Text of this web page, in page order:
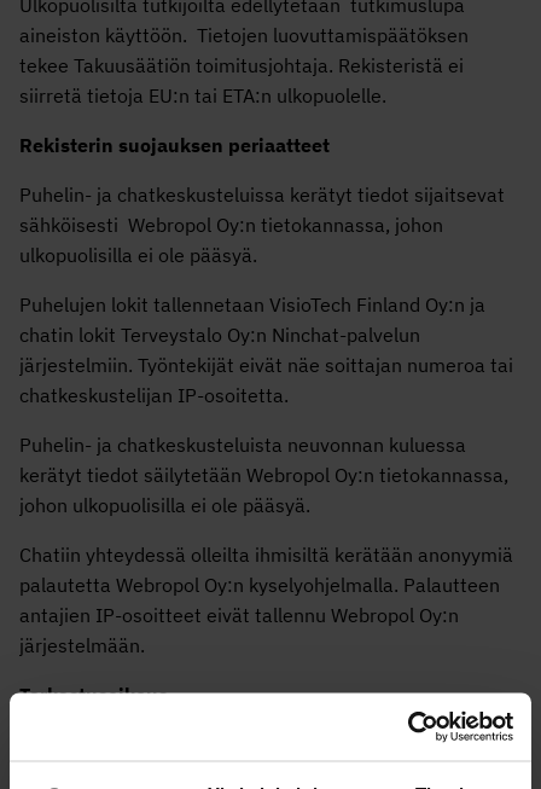
Ulkopuolisilta tutkijoilta edellytetään tutkimuslupa
aineiston käyttöön. Tietojen luovuttamispäätöksen
tekee Takuusäätiön toimitusjohtaja. Rekisteristä ei
siirretä tietoja EU:n tai ETA:n ulkopuolelle.
Rekisterin suojauksen periaatteet
Puhelin- ja chatkeskusteluissa kerätyt tiedot sijaitsevat
sähköisesti Webropol Oy:n tietokannassa, johon
ulkopuolisilla ei ole pääsyä.
Puhelujen lokit tallennetaan VisioTech Finland Oy:n ja
chatin lokit Terveystalo Oy:n Ninchat-palvelun
järjestelmiin. Työntekijät eivät näe soittajan numeroa tai
chatkeskustelijan IP-osoitetta.
Puhelin- ja chatkeskusteluista neuvonnan kuluessa
kerätyt tiedot säilytetään Webropol Oy:n tietokannassa,
johon ulkopuolisilla ei ole pääsyä.
Chatiin yhteydessä olleilta ihmisiltä kerätään anonyymiä
palautetta Webropol Oy:n kyselyohjelmalla. Palautteen
antajien IP-osoitteet eivät tallennu Webropol Oy:n
järjestelmään.
Tarkastusoikeus
Anonyymista aineistosta ei ole mahdollista tarkastaa